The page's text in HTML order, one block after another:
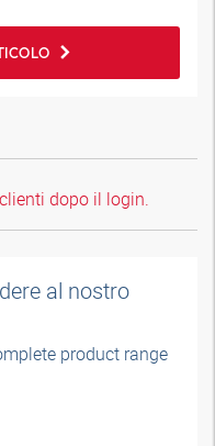
dopo il login.
al nostro
product range